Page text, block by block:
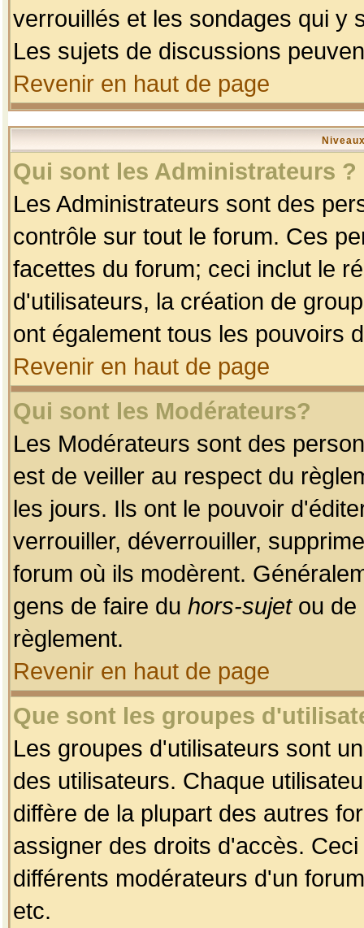
verrouillés et les sondages qui y
Les sujets de discussions
Revenir en haut de page
Qui sont les Administrateurs ?
Les Administrateurs sont des
contrôle sur tout le forum. Ces
facettes du forum; ceci inclut le
d'utilisateurs, la création de
ont également tous les pouvoirs
Revenir en haut de page
Qui sont les Modérateurs?
Les Modérateurs sont des
est de veiller au respect du
les jours. Ils ont le pouvoir
verrouiller, déverrouiller,
forum où ils modèrent.
gens de faire du hors-sujetou de
règlement.
Revenir en haut de page
Que sont les groupes
Les groupes d'utilisateurs sont
des utilisateurs. Chaque
diffère de la plupart des autres
assigner des droits d'accès.
différents modérateurs d'un
etc.